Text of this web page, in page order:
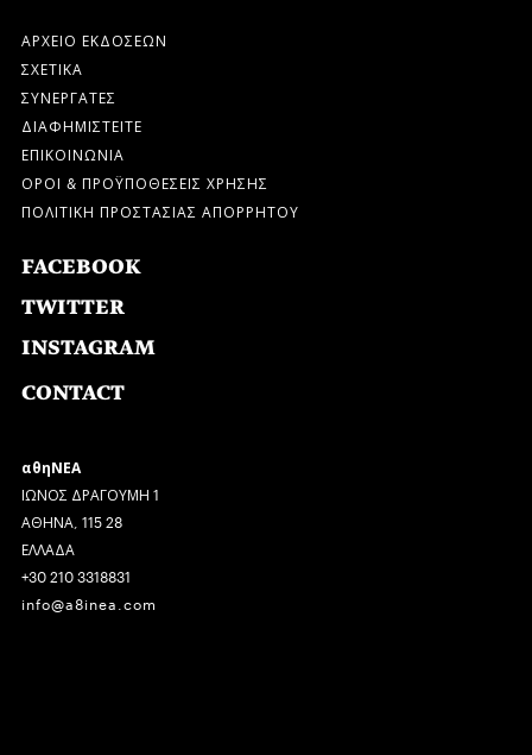
ΑΡΧΕΙΟ ΕΚΔΟΣΕΩΝ
ΣΧΕΤΙΚΑ
ΣΥΝΕΡΓΑΤΕΣ
ΔΙΑΦΗΜΙΣΤΕΙΤΕ
ΕΠΙΚΟΙΝΩΝΙΑ
ΟΡΟΙ & ΠΡΟΫΠΟΘΕΣΕΙΣ ΧΡΗΣΗΣ
ΠΟΛΙΤΙΚΗ ΠΡΟΣΤΑΣΙΑΣ ΑΠΟΡΡΗΤΟΥ
FACEBOOK
TWITTER
INSTAGRAM
CONTACT
αθηΝΕΑ
ΙΩΝΟΣ ΔΡΑΓΟΥΜΗ 1
ΑΘΗΝΑ, 115 28
ΕΛΛΑΔΑ
+30 210 3318831
info@a8inea.com